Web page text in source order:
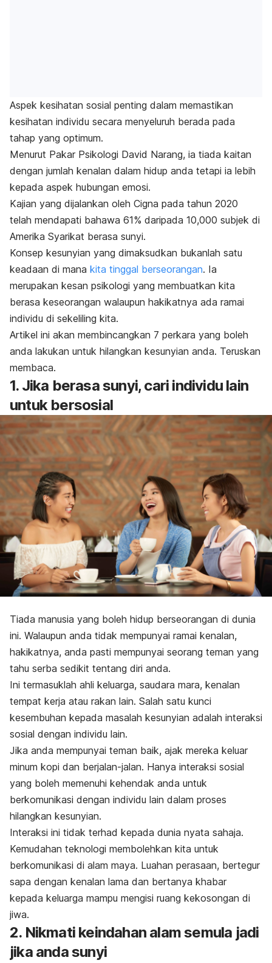
Aspek kesihatan sosial penting dalam memastikan
kesihatan individu secara menyeluruh berada pada
tahap yang optimum.
Menurut Pakar Psikologi David Narang, ia tiada kaitan
dengan jumlah kenalan dalam hidup anda tetapi ia lebih
kepada aspek hubungan emosi.
Kajian yang dijalankan oleh Cigna pada tahun 2020
telah mendapati bahawa 61% daripada 10,000 subjek di
Amerika Syarikat berasa sunyi.
Konsep kesunyian yang dimaksudkan bukanlah satu
keadaan di mana kita tinggal berseorangan. Ia
merupakan kesan psikologi yang membuatkan kita
berasa keseorangan walaupun hakikatnya ada ramai
individu di sekeliling kita.
Artikel ini akan membincangkan 7 perkara yang boleh
anda lakukan untuk hilangkan kesunyian anda. Teruskan
membaca.
1. Jika berasa sunyi, cari individu lain
untuk bersosial
Tiada manusia yang boleh hidup berseorangan di dunia
ini. Walaupun anda tidak mempunyai ramai kenalan,
hakikatnya, anda pasti mempunyai seorang teman yang
tahu serba sedikit tentang diri anda.
Ini termasuklah ahli keluarga, saudara mara, kenalan
tempat kerja atau rakan lain. Salah satu kunci
kesembuhan kepada masalah kesunyian adalah interaksi
sosial dengan individu lain.
Jika anda mempunyai teman baik, ajak mereka keluar
minum kopi dan berjalan-jalan. Hanya interaksi sosial
yang boleh memenuhi kehendak anda untuk
berkomunikasi dengan individu lain dalam proses
hilangkan kesunyian.
Interaksi ini tidak terhad kepada dunia nyata sahaja.
Kemudahan teknologi membolehkan kita untuk
berkomunikasi di alam maya. Luahan perasaan, bertegur
sapa dengan kenalan lama dan bertanya khabar
kepada keluarga mampu mengisi ruang kekosongan di
jiwa.
2. Nikmati keindahan alam semula jadi
jika anda sunyi